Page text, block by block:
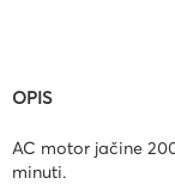
OPIS
AC motor jačine
minuti.